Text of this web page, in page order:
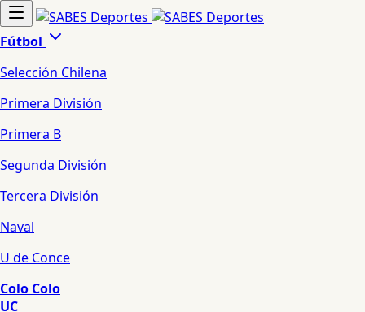
Fútbol
Selección Chilena
Primera División
Primera B
Segunda División
Tercera División
Naval
U de Conce
Colo Colo
UC